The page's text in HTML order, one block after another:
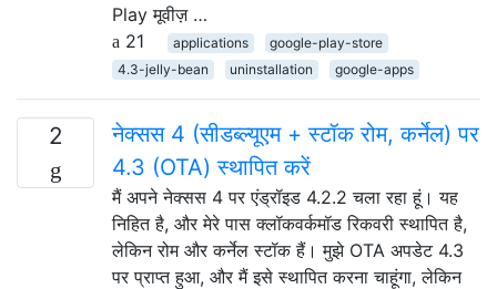
Play मूवीज़ …
21
applications
google-play-store
4.3-jelly-bean
uninstallation google-apps
2
नेक्सस 4 (सीडब्ल्यूएम + स्टॉक रोम, कर्नेल) पर
4.3 (OTA) स्थापित करें
मैं अपने नेक्सस 4 पर एंड्रॉइड 4.2.2 चला रहा हूं। यह
निहित है, और मेरे पास क्लॉकवर्कमॉड रिकवरी स्थापित है,
लेकिन रोम और कर्नेल स्टॉक हैं। मुझे OTA अपडेट 4.3
पर प्राप्त हुआ, और मैं इसे स्थापित करना चाहूंगा, लेकिन